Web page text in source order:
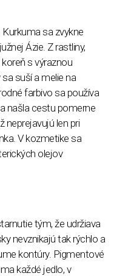
Kurkuma sa zvykne
Ázie. Z rastliny,
s výraznou
suší a melie na
farbivo sa používa
našla cestu pomerne
neprejavujú len pri
V kozmetike sa
olejov
tým, že udržiava
nevznikajú tak rýchlo a
kontúry. Pigmentové
každé jedlo, v